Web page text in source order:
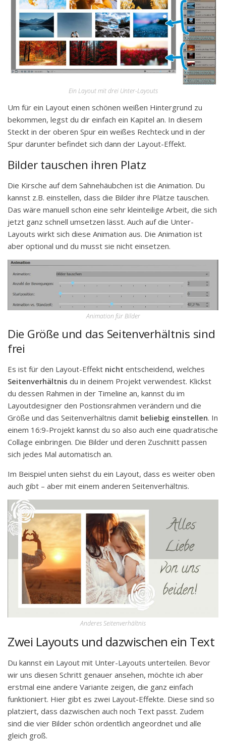
Ein Layout mit drei Unter-Layouts
Um für ein Layout einen schönen weißen Hintergrund zu
bekommen, legst du dir einfach ein Kapitel an. In diesem
Steckt in der oberen Spur ein weißes Rechteck und in der
Spur darunter befindet sich dann der Layout-Effekt.
Bilder tauschen ihren Platz
Die Kirsche auf dem Sahnehäubchen ist die Animation. Du
kannst z.B. einstellen, dass die Bilder ihre Plätze tauschen.
Das wäre manuell schon eine sehr kleinteilige Arbeit, die sich
jetzt ganz schnell umsetzen lässt. Auch auf die Unter-
Layouts wirkt sich diese Animation aus. Die Animation ist
aber optional und du musst sie nicht einsetzen.
Animation für Bilder
Die Größe und das Seitenverhältnis sind
frei
Es ist für den Layout-Effekt nicht entscheidend, welches
Seitenverhältnis du in deinem Projekt verwendest. Klickst
du dessen Rahmen in der Timeline an, kannst du im
Layoutdesigner den Postionsrahmen verändern und die
Größe und das Seitenverhältnis damit beliebig einstellen. In
einem 16:9-Projekt kannst du so also auch eine quadratische
Collage einbringen. Die Bilder und deren Zuschnitt passen
sich jedes Mal automatisch an.
Im Beispiel unten siehst du ein Layout, dass es weiter oben
auch gibt – aber mit einem anderen Seitenverhältnis.
Anderes Seitenverhältnis
Zwei Layouts und dazwischen ein Text
Du kannst ein Layout mit Unter-Layouts unterteilen. Bevor
wir uns diesen Schritt genauer ansehen, möchte ich aber
erstmal eine andere Variante zeigen, die ganz einfach
funktioniert. Hier gibt es zwei Layout-Effekte. Diese sind so
platziert, dass dazwischen auch noch Text passt. Zudem
sind die vier Bilder schön ordentlich angeordnet und alle
gleich groß.